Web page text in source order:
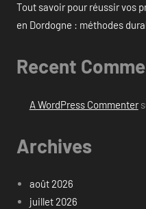
Tout savoir pour réussir vos
en Dordogne : méthodes
Recent
A WordPress Commenter
Archives
août 2026
juillet 2026